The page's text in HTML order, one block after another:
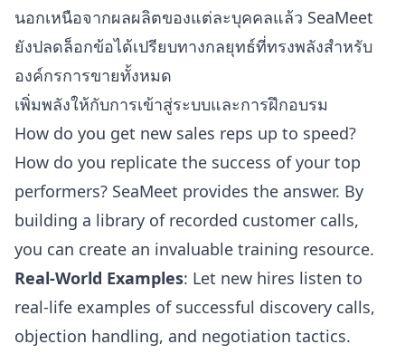
นอกเหนือจากผลผลิตของแต่ละบุคคลแล้ว SeaMeet
ยังปลดล็อกข้อได้เปรียบทางกลยุทธ์ที่ทรงพลังสำหรับ
องค์กรการขายทั้งหมด
เพิ่มพลังให้กับการเข้าสู่ระบบและการฝึกอบรม
How do you get new sales reps up to speed?
How do you replicate the success of your top
performers? SeaMeet provides the answer. By
building a library of recorded customer calls,
you can create an invaluable training resource.
Real-World Examples: Let new hires listen to
real-life examples of successful discovery calls,
objection handling, and negotiation tactics.